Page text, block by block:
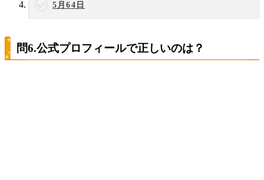
5月64日
問6.公式プロフィールで正しいのは？